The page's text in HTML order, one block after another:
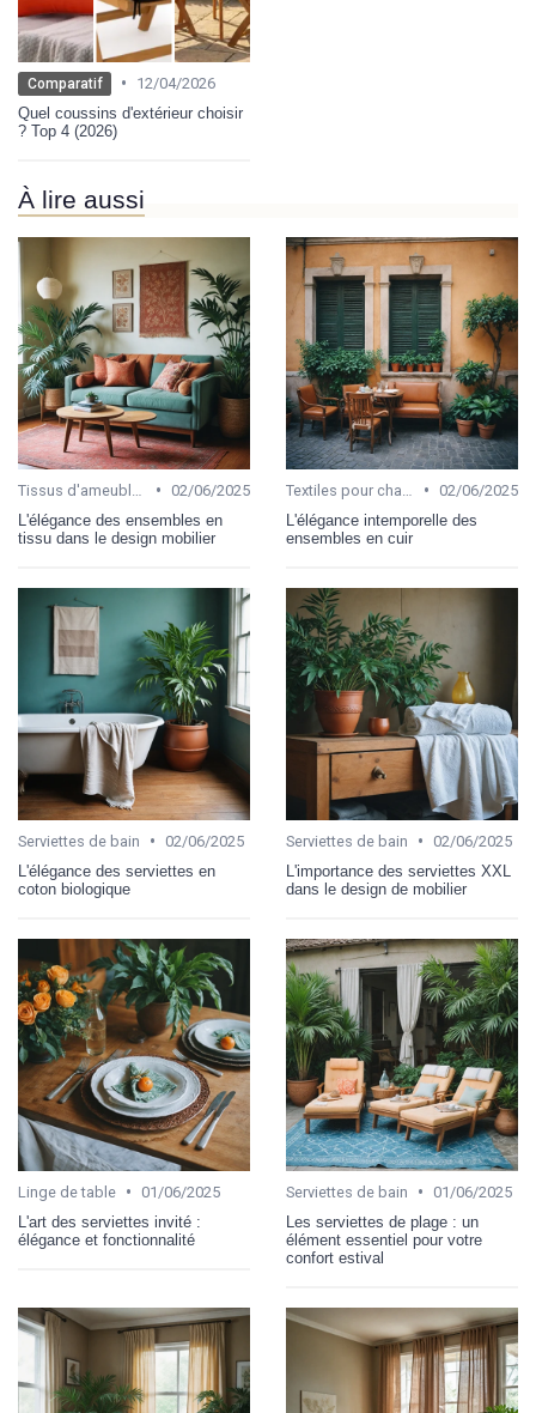
Comparatif •
12/04/2026
Quel coussins d'extérieur choisir
? Top 4 (2026)
À lire aussi
Tissus d'ameublement • 02/06/2025
L'élégance des ensembles en
tissu dans le design mobilier
Textiles pour chambre et salon • 02/06/2025
L'élégance intemporelle des
ensembles en cuir
Serviettes de bain • 02/06/2025
L'élégance des serviettes en
coton biologique
Serviettes de bain • 02/06/2025
L'importance des serviettes XXL
dans le design de mobilier
Linge de table • 01/06/2025
L'art des serviettes invité :
élégance et fonctionnalité
Serviettes de bain • 01/06/2025
Les serviettes de plage : un
élément essentiel pour votre
confort estival